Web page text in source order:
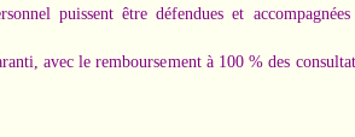
puissent être défendues et
avec le remboursement à 100 % des